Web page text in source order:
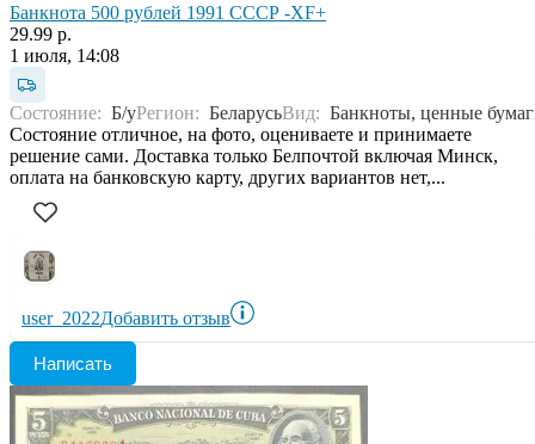
Банкнота 500 рублей 1991 СССР -XF+
29.99 р.
1 июля, 14:08
Состояние: Б/уРегион: БеларусьВид: Банкноты, ценные
Состояние отличное, на фото, оцениваете и принимаете
решение сами. Доставка только Белпочтой включая Минск,
оплата на банковскую карту, других вариантов нет,...
user_2022Добавить отзыв
Написать